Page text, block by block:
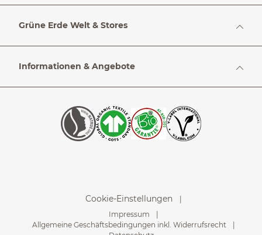
Grüne Erde Welt & Stores
Informationen & Angebote
Cookie-Einstellungen
Impressum
Allgemeine Geschäftsbedingungen inkl. Widerrufsrecht